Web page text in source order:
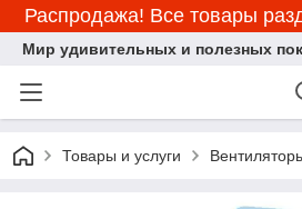
Распродажа! Все товары
Мир удивительных и полезных
Товары и услуги